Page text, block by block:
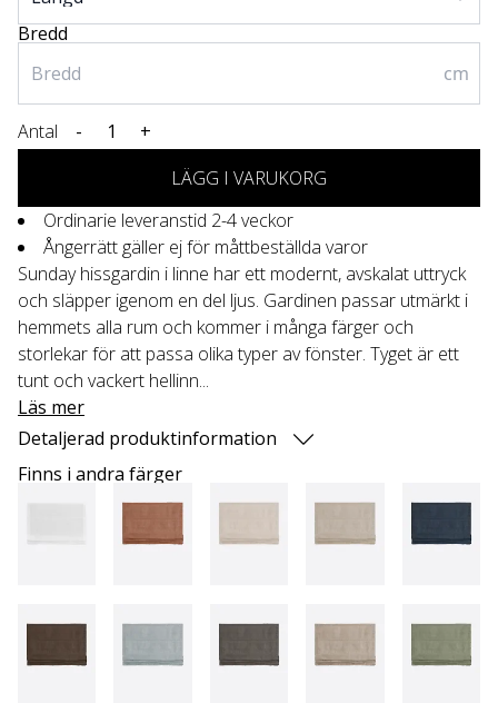
Bredd
cm
Antal -
+
LÄGG I VARUKORG
Ordinarie leveranstid 2-4 veckor
Ångerrätt gäller ej för måttbeställda varor
Sunday hissgardin i linne har ett modernt, avskalat uttryck
och släpper igenom en del ljus. Gardinen passar utmärkt i
hemmets alla rum och kommer i många färger och
storlekar för att passa olika typer av fönster. Tyget är ett
tunt och vackert hellinn...
Läs mer
Detaljerad produktinformation
Finns i andra färger